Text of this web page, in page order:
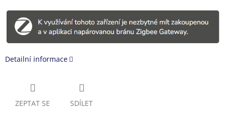
Detailní informace
ZEPTAT SE SDÍLET